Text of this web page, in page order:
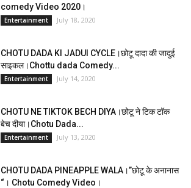
comedy Video 2020।
Entertainment July 18, 2020
CHOTU DADA KI JADUI CYCLE।छोटू दादा की जादुई
साइकल।Chottu dada Comedy...
Entertainment July 14, 2020
CHOTU NE TIKTOK BECH DIYA।छोटू ने टिक टॉक
बेच दीया।Chotu Dada...
Entertainment July 13, 2020
CHOTU DADA PINEAPPLE WALA।”छोटू के अनानास
“। Chotu Comedy Video।